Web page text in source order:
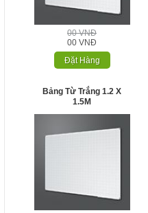
00 VNĐ
00 VNĐ
Đặt Hàng
Bảng Từ Trắng 1.2 X
1.5M